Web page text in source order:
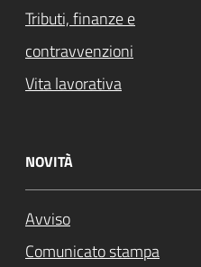
Tributi, finanze e
contravvenzioni
Vita lavorativa
NOVITÀ
Avviso
Comunicato stampa